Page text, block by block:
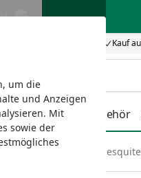
um die
und Anzeigen
Mit
sowie der
Kauf
Zubehör
Egg Holz Chunks Mesquite